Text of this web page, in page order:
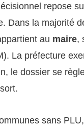
repose
Dans la majorité
au maire,
La préfecture
le dossier se
sans